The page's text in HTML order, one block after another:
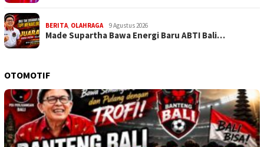
BERITA, OLAHRAGA 9 Agustus 2026
Made Supartha Bawa Energi Baru ABTI Bali…
OTOMOTIF